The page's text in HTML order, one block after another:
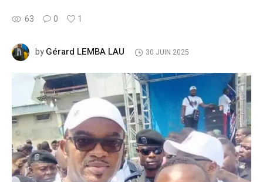
63 0 1
byGérard LEMBA LAU 30 JUIN 2025